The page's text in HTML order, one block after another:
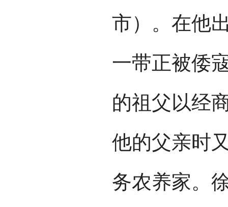
市）。在他
一带正被倭
的祖父以经
他的父亲时
务农养家。